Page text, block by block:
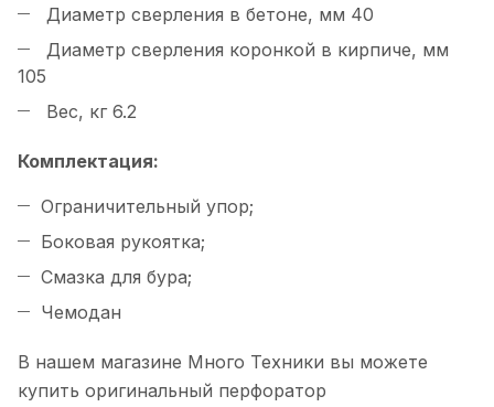
Диаметр сверления в бетоне, мм 40
Диаметр сверления коронкой в кирпиче, мм
105
Вес, кг 6.2
Комплектация:
Ограничительный упор;
Боковая рукоятка;
Смазка для бура;
Чемодан
В нашем магазине Много Техники вы можете
купить оригинальный перфоратор